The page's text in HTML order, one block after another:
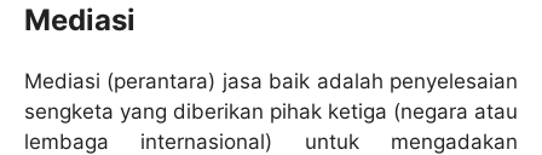
Mediasi
Mediasi (perantara) jasa baik adalah penyelesaian
sengketa yang diberikan pihak ketiga (negara atau
lembaga internasional) untuk mengadakan